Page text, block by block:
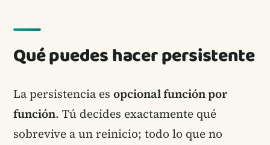
Qué puedes hacer persistente
La persistencia es opcional función por
función. Tú decides exactamente qué
sobrevive a un reinicio; todo lo que no